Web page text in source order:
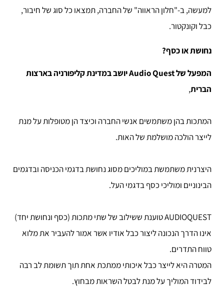
למעשה, ב-"חלון הראווה" של החברה, תמצאו כל סוג של חיבור,
כבל וקונקטור.
נחושת או כסף?
המפעל של Audio Quest יושב במדינת קליפורניה בארצות
הברית,
המתכות בהן משתמשים אנשי החברה וכיצד הן מטופלות על מנת
לייצר הולכה מושלמת של האות.
היצרנית משתמשת במוליכים מסוג נחושת בדגמי הכניסה ובדגמים
הבינוניים ומוליכי כסף בדגמי העל.
AUDIOQUEST טוענת ששילוב של שתי מתכות (כסף ונחושת יחד)
אינו הדרך הנכונה ליצור כבל אודיו אשר אמור להעביר את מלוא
טווח התדרים.
המטרה היא לייצר כבל איכותי ממתכת אחת תוך תשומת לב רבה
לבידוד המוליך על מנת לבטל השראות מבחוץ.